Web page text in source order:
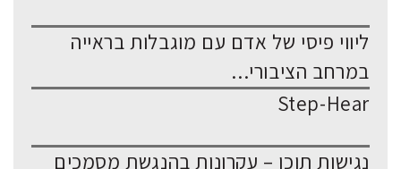
ליווי פיסי של אדם עם מוגבלות בראייה
במרחב הציבורי...
Step-Hear
נגישות תוכן – עקרונות בהנגשת מסמכים